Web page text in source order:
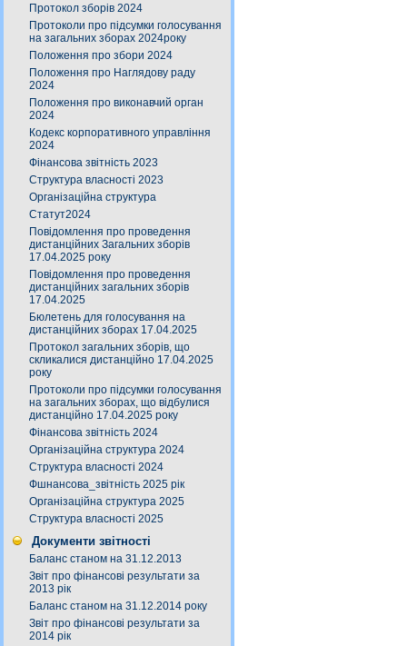
Протокол зборів 2024
Протоколи про підсумки голосування
на загальних зборах 2024року
Положення про збори 2024
Положення про Наглядову раду
2024
Положення про виконавчий орган
2024
Кодекс корпоративного управління
2024
Фінансова звітність 2023
Структура власності 2023
Організаційна структура
Статут2024
Повідомлення про проведення
дистанційних Загальних зборів
17.04.2025 року
Повідомлення про проведення
дистанційних загальних зборів
17.04.2025
Бюлетень для голосування на
дистанційних зборах 17.04.2025
Протокол загальних зборів, що
скликалися дистанційно 17.04.2025
року
Протоколи про підсумки голосування
на загальних зборах, що відбулися
дистанційно 17.04.2025 року
Фінансова звітність 2024
Організаційна структура 2024
Структура власності 2024
Фшнансова_звітність 2025 рік
Організаційна структура 2025
Структура власності 2025
Документи звітності
Баланс станом на 31.12.2013
Звіт про фінансові результати за
2013 рік
Баланс станом на 31.12.2014 року
Звіт про фінансові результати за
2014 рік